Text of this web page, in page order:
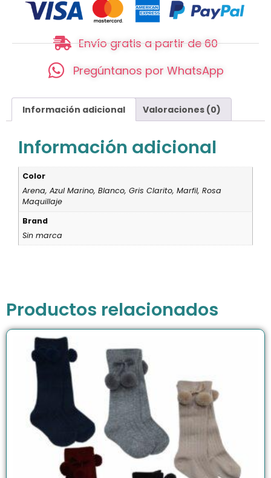
Envío gratis a partir de 60
Pregúntanos por WhatsApp
Información adicional Valoraciones (0)
Información adicional
Color
Arena, Azul Marino, Blanco, Gris Clarito, Marfil, Rosa
Maquillaje
Brand
Sin marca
Productos relacionados